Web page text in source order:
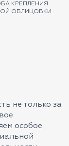
КРЕПЛЕНИЯ
ОБЛИЦОВКИ
не только за
особое